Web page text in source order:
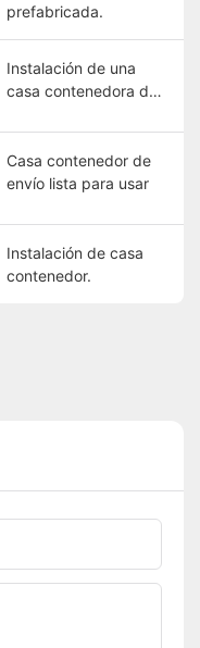
prefabricada.
Instalación de una
casa contenedora de
Casa contenedor de
envío lista para usar
Instalación de casa
contenedor.